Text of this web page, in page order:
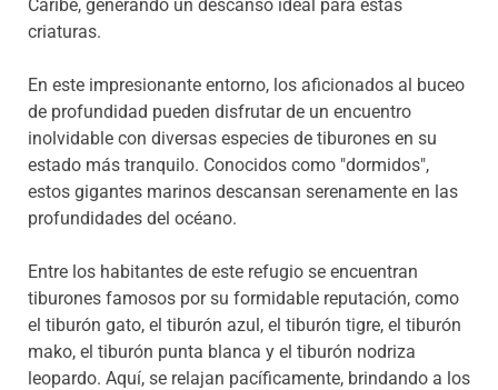
Caribe, generando un descanso ideal para estas
criaturas.
En este impresionante entorno, los aficionados al buceo
de profundidad pueden disfrutar de un encuentro
inolvidable con diversas especies de tiburones en su
estado más tranquilo. Conocidos como "dormidos",
estos gigantes marinos descansan serenamente en las
profundidades del océano.
Entre los habitantes de este refugio se encuentran
tiburones famosos por su formidable reputación, como
el tiburón gato, el tiburón azul, el tiburón tigre, el tiburón
mako, el tiburón punta blanca y el tiburón nodriza
leopardo. Aquí, se relajan pacíficamente, brindando a los